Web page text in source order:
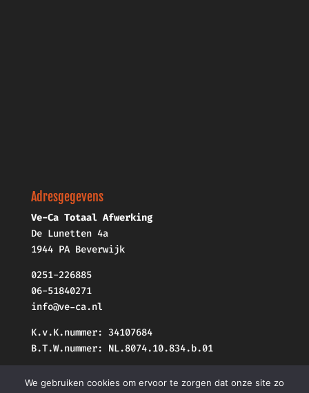
Adresgegevens
Ve-Ca Totaal Afwerking
De Lunetten 4a
1944 PA Beverwijk
0251-226885
06-51840271
info@ve-ca.nl
K.v.K.nummer: 34107684
B.T.W.nummer: NL.8074.10.834.b.01
We gebruiken cookies om ervoor te zorgen dat onze site zo